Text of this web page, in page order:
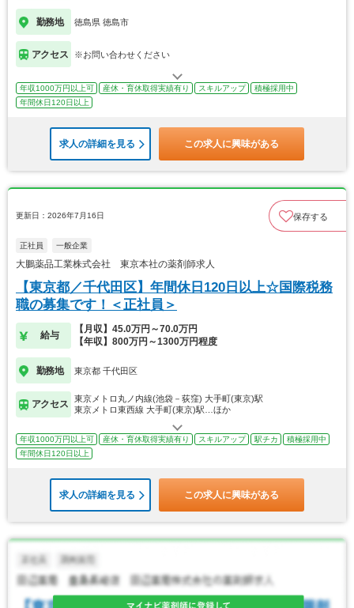
勤務地 徳島県 徳島市
アクセス ※お問い合わせください
年収1000万円以上可 産休・育休取得実績有り スキルアップ
積極採用中
年間休日120日以上
求人の詳細を見る この求人に興味がある
更新日：2026年7月16日 保存する
正社員 一般企業
大鵬薬品工業株式会社 東京本社の薬剤師求人
【東京都／千代田区】年間休日120日以上☆国際税務
職の募集です！＜正社員＞
給与
【月収】45.0万円～70.0万円
【年収】800万円～1300万円程度
勤務地 東京都 千代田区
アクセス
東京メトロ丸ノ内線(池袋－荻窪) 大手町(東京)駅
東京メトロ東西線 大手町(東京)駅…ほか
年収1000万円以上可 産休・育休取得実績有り スキルアップ 駅チカ
積極採用中
年間休日120日以上
求人の詳細を見る この求人に興味がある